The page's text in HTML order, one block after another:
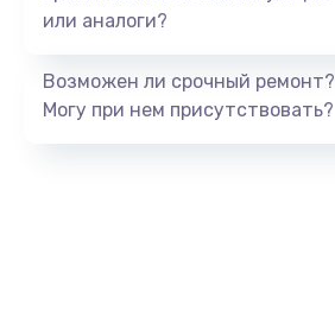
или аналоги?
Возможен ли срочный ремонт?
Могу при нем присутствовать?